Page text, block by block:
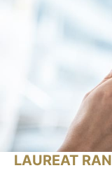
LAUREAT